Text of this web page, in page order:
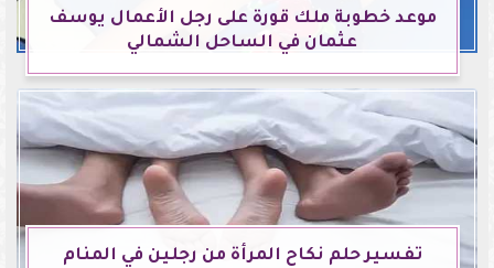
موعد خطوبة ملك قورة على رجل الأعمال يوسف
عثمان في الساحل الشمالي
تفسير حلم نكاح المرأة من رجلين في المنام